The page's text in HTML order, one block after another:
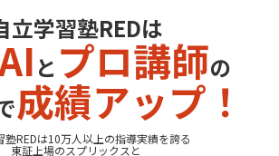
体験
付中
無料体験後そのままのご入塾で
入塾金 12,100円 無料
立学習塾REDは
と プロ講師の
成績アップ！
塾REDは10万人以上の指導実績を誇る
東証上場のスプリックス と